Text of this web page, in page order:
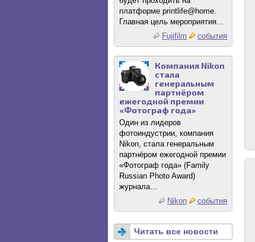
платформе printlife@home.
Главная цель мероприятия...
Fujifilm
события
Компания Nikon
стала
генеральным
партнёром
ежегодной премии
«Фотограф года»
Один из лидеров
фотоиндустрии, компания
Nikon, стала генеральным
партнёром ежегодной премии
«Фотограф года» (Family
Russian Photo Award)
журнала...
Nikon
события
Читать все новости